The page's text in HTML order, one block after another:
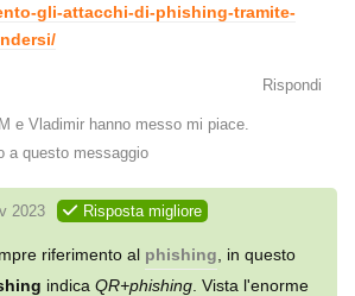
gli-attacchi-di-phishing-tramite-
Rispondi
e Vladimir hanno messo mi piace
a questo messaggio
2023 Risposta migliore
riferimento al phishing , in questo
indica QR+phishing . Vista l'enorme